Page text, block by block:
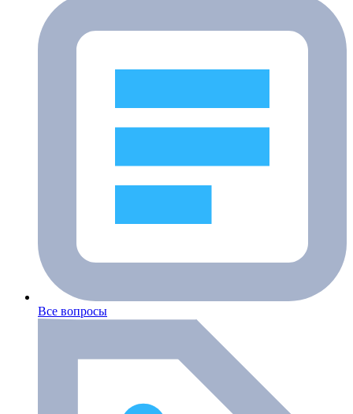
Все вопросы